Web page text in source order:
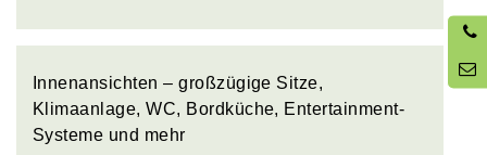
Innenansichten – großzügige Sitze,
Klimaanlage, WC, Bordküche, Entertainment-
Systeme und mehr